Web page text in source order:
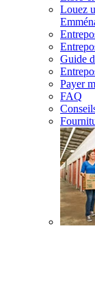
Louez
Guide
Payer
FAQ